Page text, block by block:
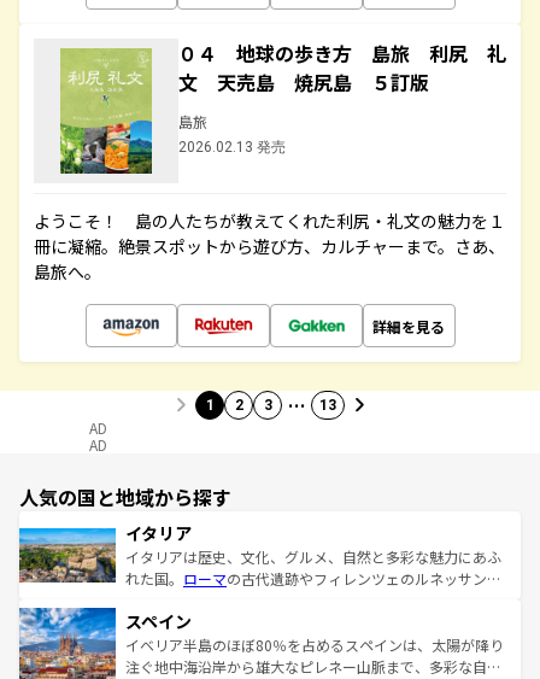
０４ 地球の歩き方 島旅 利尻 礼
文 天売島 焼尻島 ５訂版
島旅
2026.02.13 発売
ようこそ！ 島の人たちが教えてくれた利尻・礼文の魅力を１
冊に凝縮。絶景スポットから遊び方、カルチャーまで。さあ、
島旅へ。
詳細を見る
1 2 3 … 13
AD
AD
人気の国と地域から探す
イタリア
イタリアは歴史、文化、グルメ、自然と多彩な魅力にあふ
れた国。 ローマの古代遺跡やフィレンツェのルネッサンス
ろん、トスカーナの美しい田園風景やアマルフィ海岸の絶
景など、自然景観も見逃せない。観光の合間には、本場の
ピザやパスタなど、絶品のイタリア料理を堪能することも
スペイン
イベリア半島のほぼ80％を占めるスペインは、太陽が降り
注ぐ地中海沿岸から雄大なピレネー山脈まで、多彩な自然